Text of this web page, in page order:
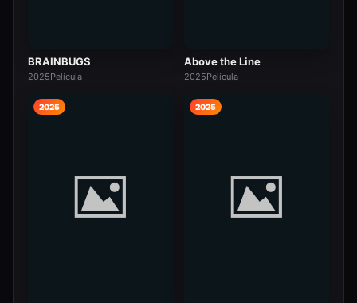
BRAINBUGS
2025Película
Above the Line
2025Película
2025 2025